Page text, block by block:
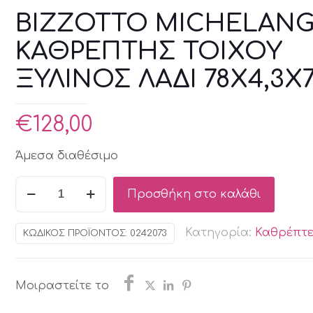
BIZZOTTO
ΚΑΘΡΕΠΤΗΣ ΤΟΙΧΟΥ
ΞΥΛΙΝΟΣ ΛΑΔΙ
€128,00
Άμεσα διαθέσιμο
ΚΑΘΡΕΠΤΗΣ
ΤΟΙΧΟΥ
ΛΑΔΙ
Προσθήκη στο καλάθι
ΚΩΔΙΚΌΣ ΠΡΟΪΌΝΤΟΣ: 0242073 Κατηγορία:
Μοιραστείτε το